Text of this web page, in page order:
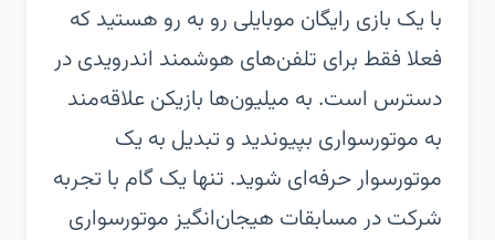
‏‏با یک بازی رایگان موبایلی رو به رو هستید که
فعلا فقط برای تلفن‌های هوشمند اندرویدی در
دسترس است. به میلیون‌ها بازیکن علاقه‌مند
به موتورسواری بپیوندید و تبدیل به یک
موتورسوار حرفه‌ای شوید. تنها یک گام با تجربه
شرکت در مسابقات هیجان‌انگیز موتورسواری